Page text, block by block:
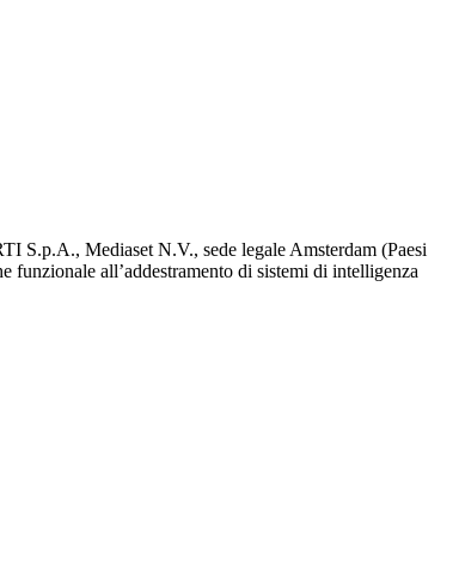
S.p.A., Mediaset N.V., sede legale Amsterdam (Paesi
funzionale all’addestramento di sistemi di intelligenza